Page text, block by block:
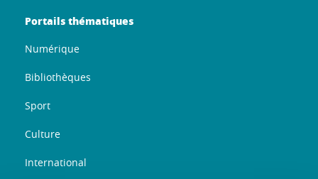
Portails thématiques
Numérique
Bibliothèques
Sport
Culture
International